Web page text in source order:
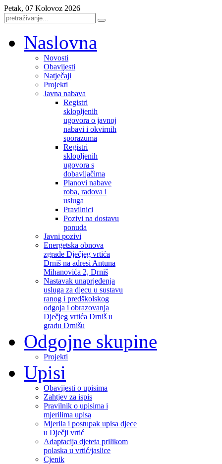
Petak, 07 Kolovoz 2026
Naslovna
Novosti
Obavijesti
Natječaji
Projekti
Javna nabava
Registri
sklopljenih
ugovora o javnoj
nabavi i okvirnih
sporazuma
Registri
sklopljenih
ugovora s
dobavljačima
Planovi nabave
roba, radova i
usluga
Pravilnici
Pozivi na dostavu
ponuda
Javni pozivi
Energetska obnova
zgrade Dječjeg vrtića
Drniš na adresi Antuna
Mihanovića 2, Drniš
Nastavak unaprjeđenja
usluga za djecu u sustavu
ranog i predškolskog
odgoja i obrazovanja
Dječjeg vrtića Drniš u
gradu Drnišu
Odgojne skupine
Projekti
Upisi
Obavijesti o upisima
Zahtjev za ispis
Pravilnik o upisima i
mjerilima upisa
Mjerila i postupak upisa djece
u Dječji vrtić
Adaptacija djeteta prilikom
polaska u vrtić/jaslice
Cjenik